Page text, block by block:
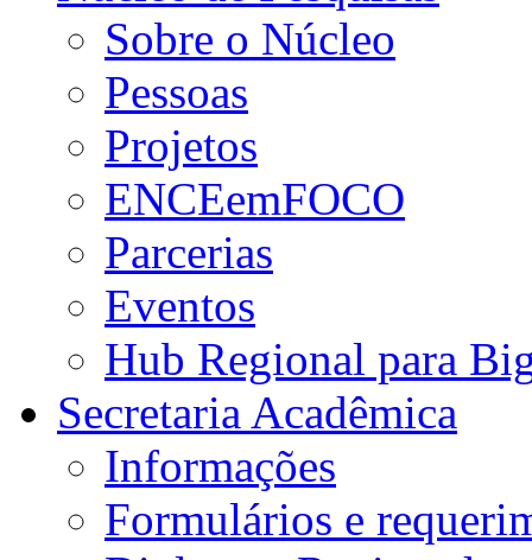
Sobre o Núcleo
Pessoas
Projetos
ENCEemFOCO
Parcerias
Eventos
Hub Regional para
Secretaria Acadêmica
Informações
Formulários e